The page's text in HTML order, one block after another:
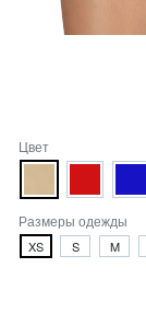
Цвет
Размеры одежды
XS S M